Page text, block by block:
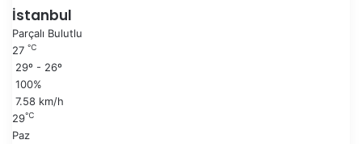
s
a
a
k
i
y
f
İstanbul
Parçalı Bulutlu
27 ℃
29º - 26º
100%
7.58 km/h
29℃
Paz